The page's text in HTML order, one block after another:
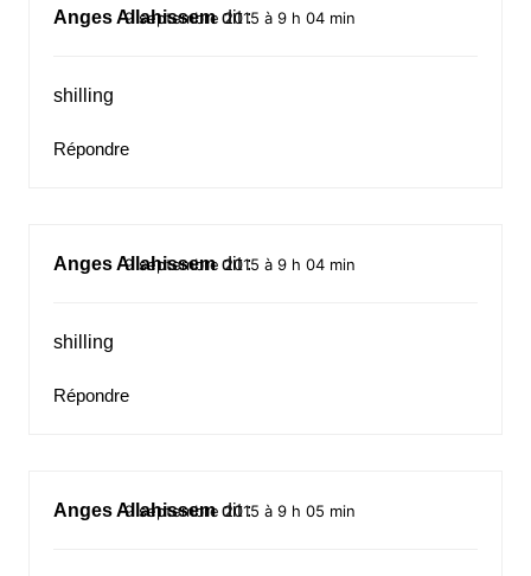
Anges Allahissem dit :
9 septembre 2015 à 9 h 04 min
shilling
Répondre
Anges Allahissem dit :
9 septembre 2015 à 9 h 04 min
shilling
Répondre
Anges Allahissem dit :
9 septembre 2015 à 9 h 05 min